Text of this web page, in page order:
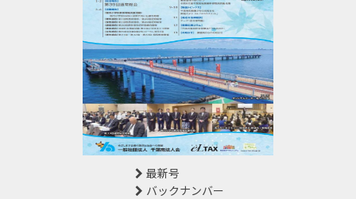
最新号
バックナンバー